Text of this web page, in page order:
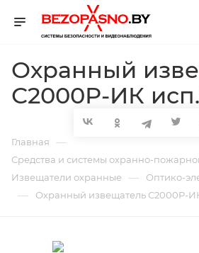
Охранный
С2000Р-ИК
Главная —
Средства и системы охранно-
Извещатели охранные — Оптико-
— Охранный извещатель С2000Р-